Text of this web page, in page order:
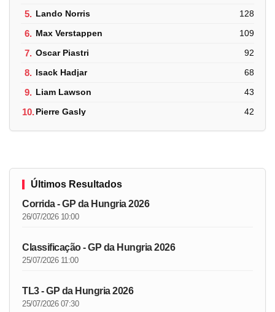
5. Lando Norris 128
6. Max Verstappen 109
7. Oscar Piastri 92
8. Isack Hadjar 68
9. Liam Lawson 43
10.Pierre Gasly 42
Últimos Resultados
Corrida - GP da Hungria 2026
26/07/2026 10:00
Classificação - GP da Hungria 2026
25/07/2026 11:00
TL3 - GP da Hungria 2026
25/07/2026 07:30